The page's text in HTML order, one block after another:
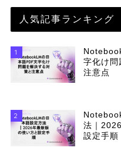
人気記事ランキング
1
字化け問
注意点
2
法｜
設定手順